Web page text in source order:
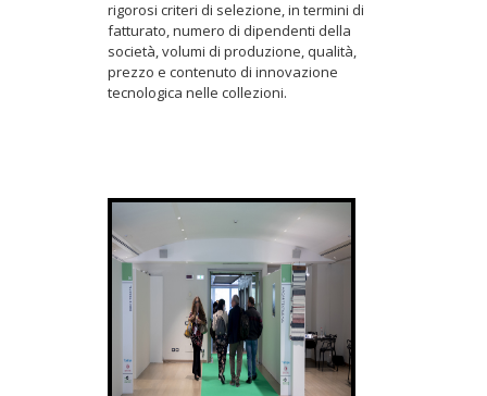
rigorosi criteri di selezione, in termini di
fatturato, numero di dipendenti della
società, volumi di produzione, qualità,
prezzo e contenuto di innovazione
tecnologica nelle collezioni.